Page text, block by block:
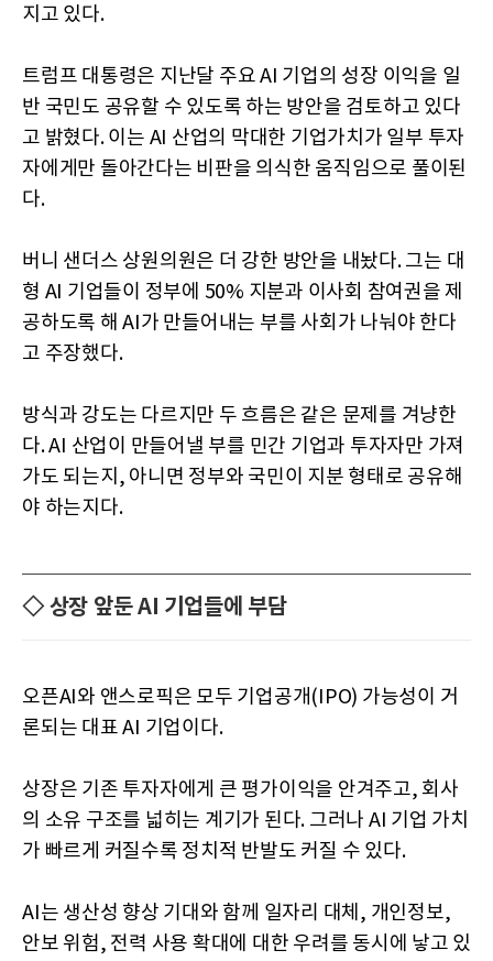
지고 있다.
트럼프 대통령은 지난달 주요 AI 기업의 성장 이익을 일
반 국민도 공유할 수 있도록 하는 방안을 검토하고 있다
고 밝혔다. 이는 AI 산업의 막대한 기업가치가 일부 투자
자에게만 돌아간다는 비판을 의식한 움직임으로 풀이된
다.
버니 샌더스 상원의원은 더 강한 방안을 내놨다. 그는 대
형 AI 기업들이 정부에 50% 지분과 이사회 참여권을 제
공하도록 해 AI가 만들어내는 부를 사회가 나눠야 한다
고 주장했다.
방식과 강도는 다르지만 두 흐름은 같은 문제를 겨냥한
다. AI 산업이 만들어낼 부를 민간 기업과 투자자만 가져
가도 되는지, 아니면 정부와 국민이 지분 형태로 공유해
야 하는지다.
◇ 상장 앞둔 AI 기업들에 부담
오픈AI와 앤스로픽은 모두 기업공개(IPO) 가능성이 거
론되는 대표 AI 기업이다.
상장은 기존 투자자에게 큰 평가이익을 안겨주고, 회사
의 소유 구조를 넓히는 계기가 된다. 그러나 AI 기업 가치
가 빠르게 커질수록 정치적 반발도 커질 수 있다.
AI는 생산성 향상 기대와 함께 일자리 대체, 개인정보,
안보 위험, 전력 사용 확대에 대한 우려를 동시에 낳고 있